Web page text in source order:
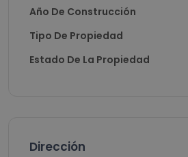
Año De Construcción
Tipo De Propiedad
Estado De La Propiedad
Dirección